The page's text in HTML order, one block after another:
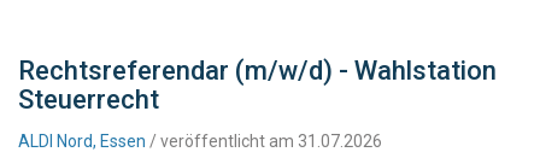
Rechtsreferendar (m/w/d) - Wahlstation
Steuerrecht
ALDI Nord, Essen / veröffentlicht am 31.07.2026